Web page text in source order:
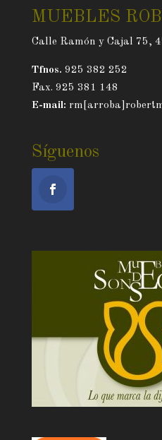
MUEBLES
Calle Ramón y Cajal 75,
Tfnos. 925 382 252
Fax. 925 381 148
E-mail:
Síguenos